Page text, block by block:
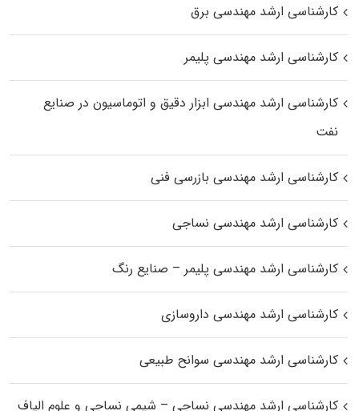
کارشناسی ارشد مهندسی برق
کارشناسی ارشد مهندسی پلیمر
کارشناسی ارشد مهندسی ابزار دقیق و اتوماسیون در صنایع
نفت
کارشناسی ارشد مهندسی بازرسی فنی
کارشناسی ارشد مهندسی نساجی
کارشناسی ارشد مهندسی پلیمر – صنایع رنگ
کارشناسی ارشد مهندسی داروسازی
کارشناسی ارشد مهندسی سوانح طبیعی
کارشناسی ارشد مهندسی نساجی – شیمی نساجی و علوم الیاف